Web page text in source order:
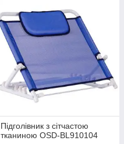
Підголівник з сітчастою
тканиною OSD-BL910104